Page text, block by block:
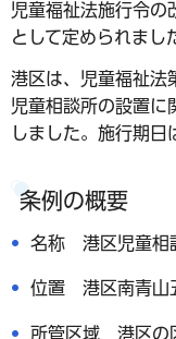
児童福祉法施行令の
として定められまし
港区は、児童福祉法
児童相談所の設置
しました。施行期日
条例の概要
名称 港区児童相
位置 港区南青山
所管区域 港区の